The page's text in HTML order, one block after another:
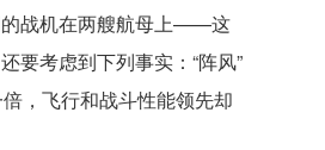
的战机在两艘航母上——这
要考虑到下列事实：“阵风”
，飞行和战斗性能领先却